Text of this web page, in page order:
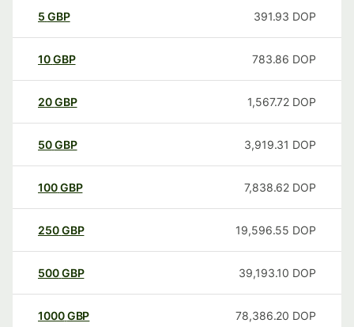
5 GBP 391.93 DOP
10GBP 783.86 DOP
20GBP 1,567.72 DOP
50GBP 3,919.31 DOP
100GBP 7,838.62 DOP
250GBP 19,596.55 DOP
500GBP 39,193.10 DOP
1000GBP 78,386.20 DOP